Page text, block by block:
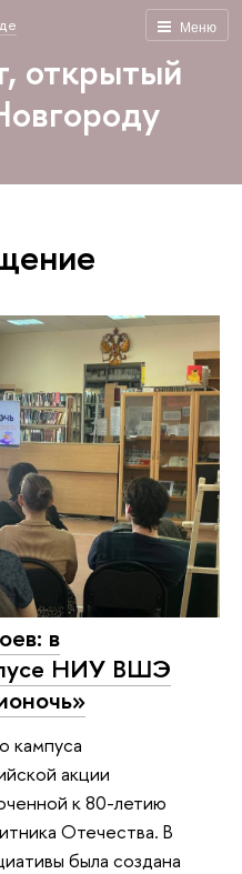
Меню
открытый
в
НИУ ВШЭ
кампуса
акции
к 80-летию
Отечества. В
была создана